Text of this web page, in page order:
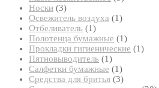
Носки 33
товара
Освежитель воздуха 11
Отбеливатель 11
товар
Полотенца бумажные 11
товар
Прокладки гигиенические 11
Пятновыводитель 11
товар
Салфетки бумажные 11
товар
Средства для бритья 33